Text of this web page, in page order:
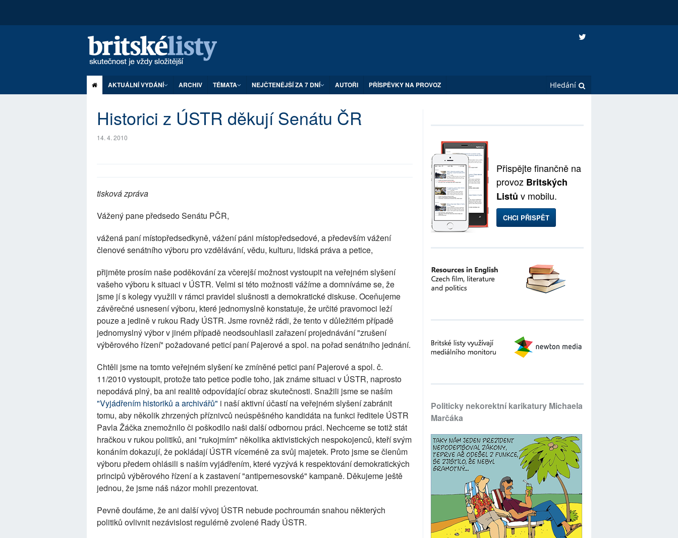
AKTUÁLNÍ VYDÁNÍ ARCHIV TÉMATA NEJČTENĚJŠÍ ZA 7 DNÍ AUTOŘI PŘÍSPĚVKY NA PROVOZ
Historici z ÚSTR děkují Senátu ČR
14. 4. 2010
tisková zpráva
Vážený pane předsedo Senátu PČR,
vážená paní místopředsedkyně, vážení páni místopředsedové, a především vážení
členové senátního výboru pro vzdělávání, vědu, kulturu, lidská práva a petice,
přijměte prosím naše poděkování za včerejší možnost vystoupit na veřejném slyšení
vašeho výboru k situaci v ÚSTR. Velmi si této možnosti vážíme a domníváme se, že
jsme jí s kolegy využili v rámci pravidel slušnosti a demokratické diskuse. Oceňujeme
závěrečné usnesení výboru, které jednomyslně konstatuje, že určité pravomoci leží
pouze a jedině v rukou Rady ÚSTR. Jsme rovněž rádi, že tento v důležitém případě
jednomyslný výbor v jiném případě neodsouhlasil zařazení projednávání "zrušení
výběrového řízení" požadované peticí paní Pajerové a spol. na pořad senátního jednání.
Chtěli jsme na tomto veřejném slyšení ke zmíněné petici paní Pajerové a spol. č.
11/2010 vystoupit, protože tato petice podle toho, jak známe situaci v ÚSTR, naprosto
nepodává plný, ba ani realitě odpovídající obraz skutečnosti. Snažili jsme se naším
"Vyjádřením historiků a archivářů" i naší aktivní účastí na veřejném slyšení zabránit
tomu, aby několik zhrzených příznivců neúspěšného kandidáta na funkci ředitele ÚSTR
Pavla Žáčka znemožnilo či poškodilo naši další odbornou práci. Nechceme se totiž stát
hračkou v rukou politiků, ani "rukojmím" několika aktivistických nespokojenců, kteří svým
konáním dokazují, že pokládají ÚSTR víceméně za svůj majetek. Proto jsme se členům
výboru předem ohlásili s naším vyjádřením, které vyzývá k respektování demokratických
principů výběrového řízení a k zastavení "antipernesovské" kampaně. Děkujeme ještě
jednou, že jsme náš názor mohli prezentovat.
Pevně doufáme, že ani další vývoj ÚSTR nebude pochroumán snahou některých
politiků ovlivnit nezávislost regulérně zvolené Rady ÚSTR.
Přispějte finančně na
provoz Britských
Listů v mobilu.
CHCI PŘISPĚT
Politicky nekorektní karikatury Michaela
Marčáka